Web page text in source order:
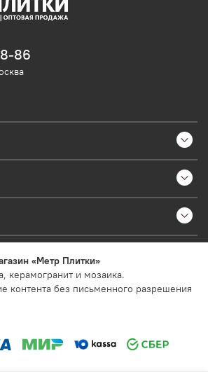
86
«Метр Плитки»
керамогранит и мозаика.
контента без письменного разрешения